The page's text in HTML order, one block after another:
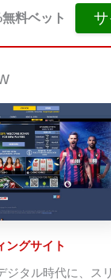
料ベット
ングサイト
ジタル時代に、ス